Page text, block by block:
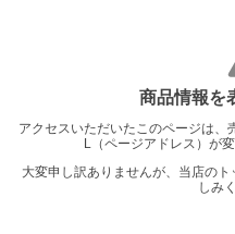
商品情報を
アクセスいただいたこのページは、
L（ページアドレス）が
大変申し訳ありませんが、当店の
しみ